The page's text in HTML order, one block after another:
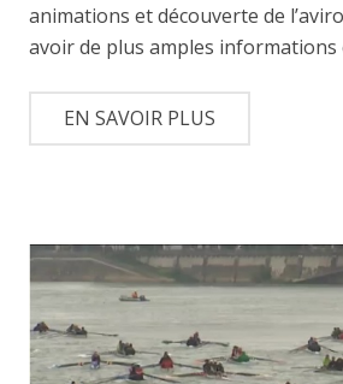
animations et découverte de
avoir de plus amples informations
EN SAVOIR PLUS